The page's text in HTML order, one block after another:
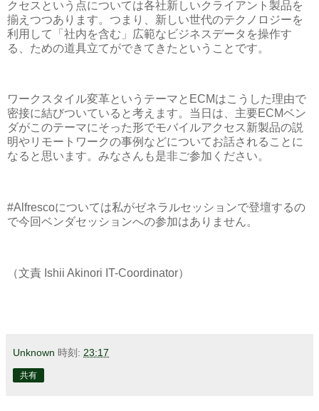
クセスという点については各社新しいクライアント製品を
揃えつつあります。つまり、新しい世代のテクノロジーを
利用して「社内を含む」広範なビジネスデータを操作す
る、ための道具立てができてきたということです。
ワークスタイル変革というテーマとECMはこうした理由で
密接に結びついていると考えます。当日は、主要ECMベン
ダがこのテーマにそった形でモバイルアクセス新製品の説
明やリモートワークの事例などについてお話されることに
なると思います。みなさんも是非ご参加ください。
#Alfrescoについては私がゼネラルセッションで登壇するの
で今回ベンダセッションへの参加はありません。
（文責 Ishii Akinori IT-Coordinator）
Unknown 時刻: 23:17
共有